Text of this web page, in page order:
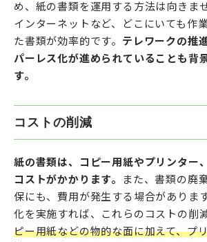
め、紙の書類を運用する方法は向きま
インターネットなど、どこにいても作
た書類が効率的です。 テレワークの推
パーレス化が進められていることも背
す。
コストの削減
紙の書類は、コピー用紙やプリンター
コストがかかります。
また、書類の廃
保にも、費用が発生する場合がありま
化を実施すれば、これらのコストの削
ピー用紙などの物的な面に加えて、プ